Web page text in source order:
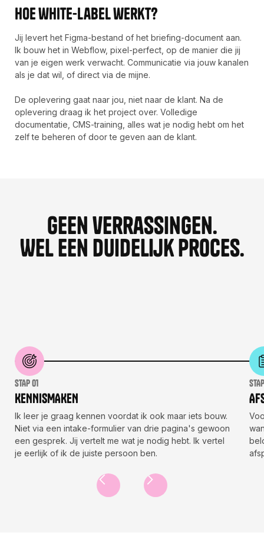
Hoe white-label werkt?
Jij levert het Figma-bestand of het briefing-document aan.
Ik bouw het in Webflow, pixel-perfect, op de manier die jij
van je eigen werk verwacht. Communicatie via jouw kanalen
als je dat wil, of direct via de mijne.
De oplevering gaat naar jou, niet naar de klant. Na de
oplevering draag ik het project over. Volledige
documentatie, CMS-training, alles wat je nodig hebt om het
zelf te beheren of door te geven aan de klant.
Geen verrassingen.
Wel een duidelijk proces.
stAp 01
KENNISMAKEN
Ik leer je graag kennen voordat ik ook maar iets bouw.
Niet via een intake-formulier van drie pagina's gewoon
een gesprek. Jij vertelt me wat je nodig hebt. Ik vertel
je eerlijk of ik de juiste persoon ben.